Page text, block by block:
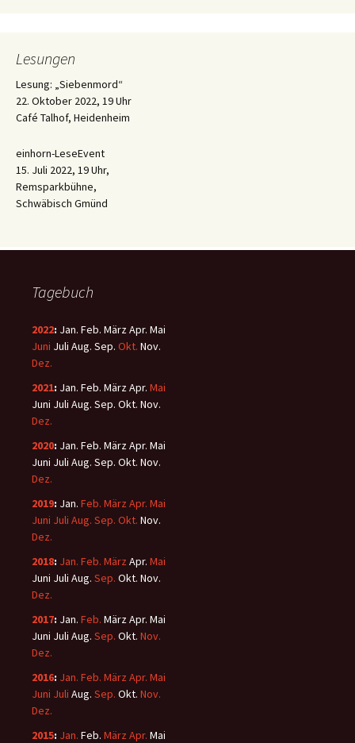
Lesungen
Lesung: „Siebenmord“
22. Oktober 2022, 19 Uhr
Café Talhof, Heidenheim
einhorn-LeseEvent
15. Juli 2022, 19 Uhr,
Remsparkbühne,
Schwäbisch Gmünd
Tagebuch
2022: Jan. Feb. MärzApr. Mai
Juni Juli Aug. Sep. Okt. Nov.
Dez.
2021: Jan. Feb. MärzApr. Mai
Juni Juli Aug. Sep. Okt. Nov.
Dez.
2020: Jan. Feb. MärzApr. Mai
Juni Juli Aug. Sep. Okt. Nov.
Dez.
2019: Jan. Feb. März Apr. Mai
Juni Juli Aug. Sep. Okt. Nov.
Dez.
2018: Jan. Feb. März Apr. Mai
Juni Juli Aug. Sep. Okt. Nov.
Dez.
2017: Jan. Feb. MärzApr. Mai
Juni Juli Aug. Sep. Okt. Nov.
Dez.
2016: Jan. Feb. März Apr. Mai
Juni Juli Aug. Sep. Okt. Nov.
Dez.
2015: Jan. Feb. März Apr. Mai